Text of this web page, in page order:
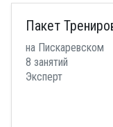
Пакет
на Пискаревском
8 занятий
Эксперт